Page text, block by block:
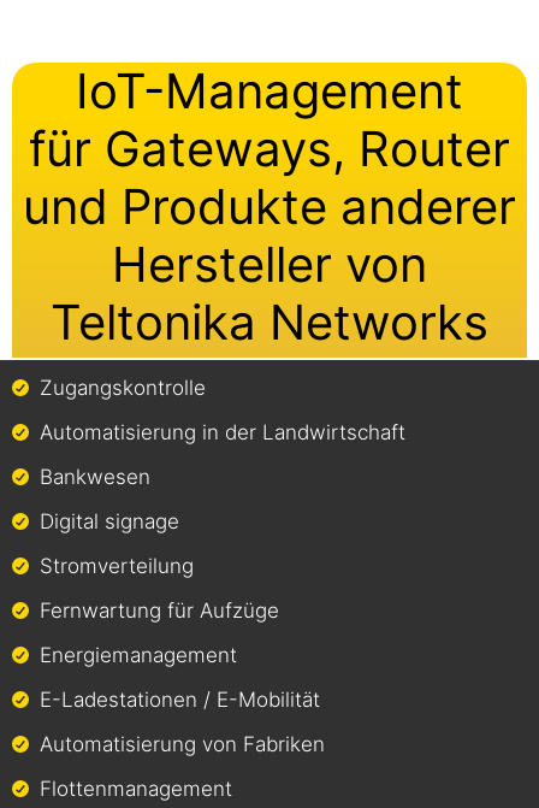
IoT-Management
für Gateways, Router
und Produkte anderer
Hersteller von
Teltonika Networks
Zugangskontrolle
Automatisierung in der Landwirtschaft
Bankwesen
Digital signage
Stromverteilung
Fernwartung für Aufzüge
Energiemanagement
E-Ladestationen / E-Mobilität
Automatisierung von Fabriken
Flottenmanagement